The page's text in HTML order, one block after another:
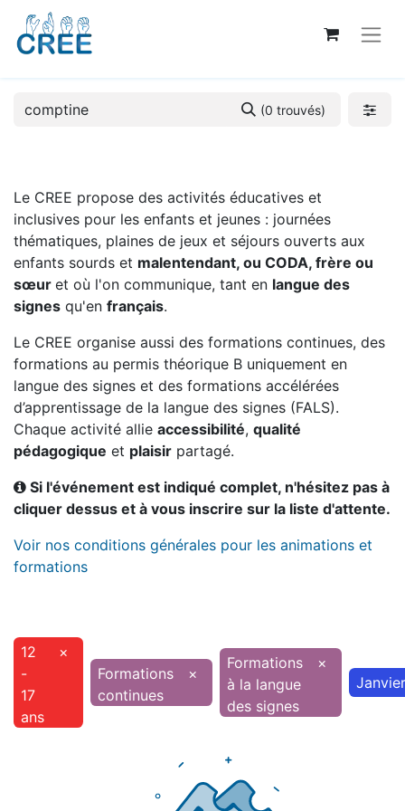
(0 trouvés)
Le CREE propose des activités éducatives et
inclusives pour les enfants et jeunes : journées
thématiques, plaines de jeux et séjours ouverts aux
enfants sourds et malentendant, ou CODA, frère ou
sœur et où l'on communique, tant en langue des
signes qu'en français.
Le CREE organise aussi des formations continues, des
formations au permis théorique B uniquement en
langue des signes et des formations accélérées
d’apprentissage de la langue des signes (FALS).
Chaque activité allie accessibilité, qualité
pédagogique et plaisir partagé.
Si l'événement est indiqué complet, n'hésitez pas à
cliquer dessus et à vous inscrire sur la liste d'attente.
Voir nos conditions générales pour les animations et
formations
12
-
17
ans
×
Formations
continues
×
Formations
à la langue
des signes
×
Janvier